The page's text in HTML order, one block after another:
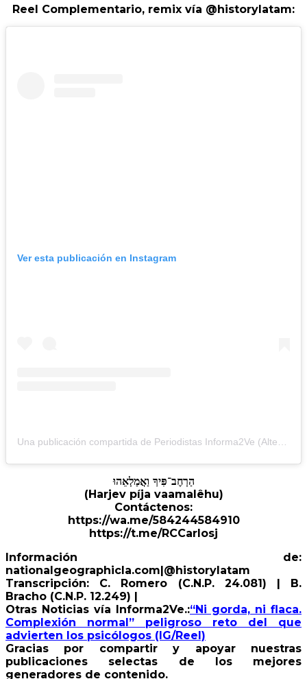
Reel Complementario, remix vía @historylatam:
Ver esta publicación en Instagram
הַרְחֶב־פִּיךָ וַאֲמַלְאֵהוּ
(Harjev píja vaamalêhu)
Contáctenos:
https://wa.me/584244584910
https://t.me/RCCarlosj
Información de:
nationalgeographicla.com|@historylatam
Transcripción: C. Romero (C.N.P. 24.081) | B.
Bracho (C.N.P. 12.249) |
Otras Noticias vía Informa2Ve.:“Ni gorda, ni flaca.
Complexión normal” peligroso reto del que
advierten los psicólogos (IG/Reel)
Gracias por compartir y apoyar nuestras
publicaciones selectas de los mejores
generadores de contenido.